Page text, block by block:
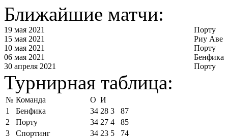
Ближайшие матчи:
19 мая 2021
Порту
15 мая 2021
Риу Аве
10 мая 2021
Порту
06 мая 2021
Бенфика
30 апреля 2021
Порту
Турнирная таблица:
№ Команда О И
1
Бенфика 34 28 3
87
2
Порту 34 27 4
85
3
Спортинг 34 23 5
74